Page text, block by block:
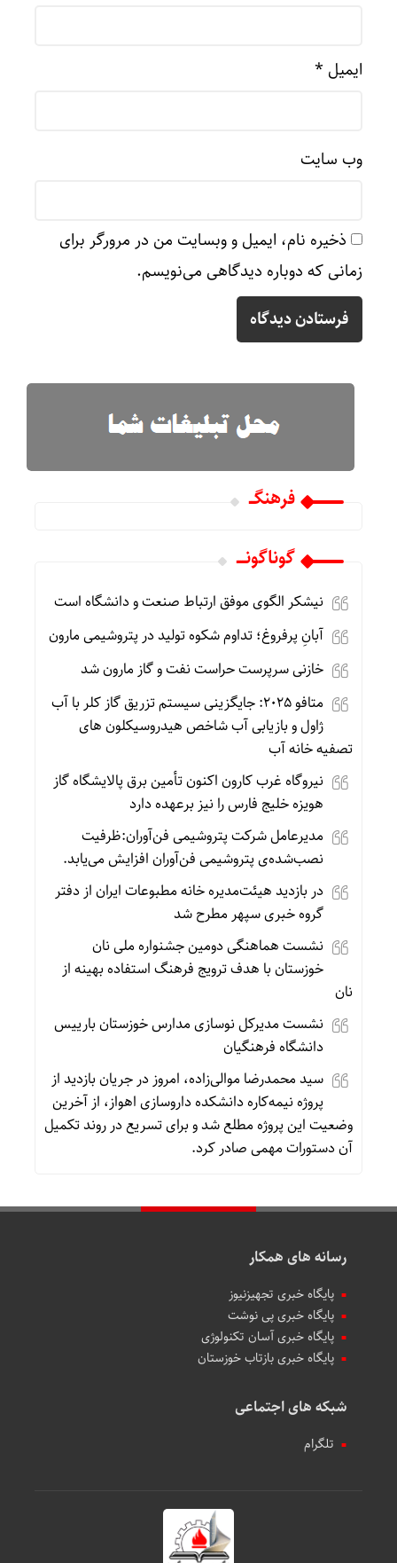
ایمیل *
وب‌ سایت
ذخیره نام، ایمیل و وبسایت من در مرورگر برای
زمانی که دوباره دیدگاهی می‌نویسم.
فرهنگـــ
گوناگونـــــ
نیشکر الگوی موفق ارتباط صنعت و دانشگاه است
آبانِ پرفروغ؛ تداوم شکوه تولید در پتروشیمی مارون
خازنی سرپرست حراست نفت و گاز مارون شد
متافو ۲۰۲۵: جایگزینی سیستم تزریق گاز کلر با آب
ژاول و بازیابی آب شاخص هیدروسیکلون های
تصفیه خانه آب
نیروگاه غرب کارون اکنون تأمین برق پالایشگاه گاز
هویزه خلیج فارس را نیز برعهده دارد
مدیرعامل شرکت پتروشیمی فن‌آوران:ظرفیت
نصب‌شده‌ی پتروشیمی فن‌آوران افزایش می‌یابد.
در بازدید هیئت‌مدیره خانه مطبوعات ایران از دفتر
گروه خبری سپهر مطرح شد
نشست هماهنگی دومین جشنواره ملی نان
خوزستان با هدف ترویج فرهنگ استفاده بهینه از
نان
نشست مدیرکل نوسازی مدارس خوزستان بارییس
دانشگاه فرهنگیان
سید محمدرضا موالی‌زاده، امروز در جریان بازدید از
پروژه نیمه‌کاره دانشکده داروسازی اهواز، از آخرین
وضعیت این پروژه مطلع شد و برای تسریع در روند تکمیل
آن دستورات مهمی صادر کرد.
رسانه های همکار
پایگاه خبری تجهیزنیوز
پایگاه خبری پی نوشت
پایگاه خبری آسان تکنولوژی
پایگاه خبری بازتاب خوزستان
شبکه های اجتماعی
تلگرام